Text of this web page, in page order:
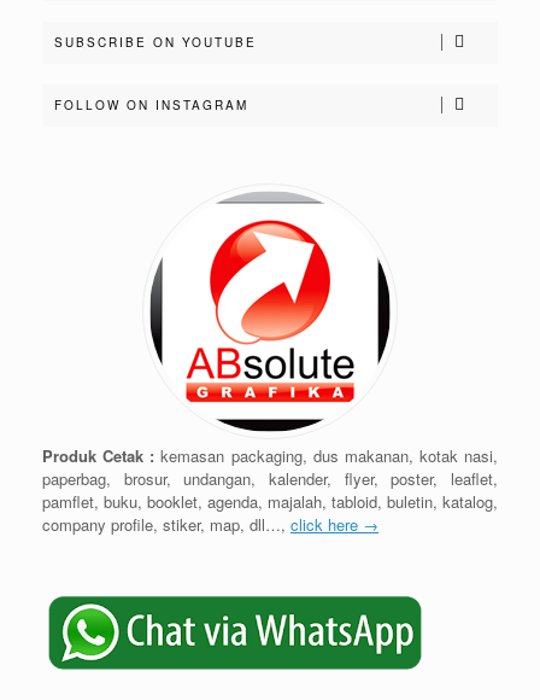
SUBSCRIBE ON YOUTUBE
FOLLOW ON INSTAGRAM
Produk Cetak : kemasan packaging, dus makanan, kotak nasi,
paperbag, brosur, undangan, kalender, flyer, poster, leaflet,
pamflet, buku, booklet, agenda, majalah, tabloid, buletin, katalog,
company profile, stiker, map, dll…, click here →